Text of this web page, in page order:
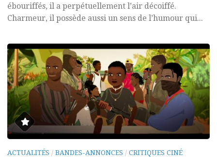
ébouriffés, il a perpétuellement l’air décoiffé.
Charmeur, il possède aussi un sens de l’humour qui...
ACTUALITÉS / BANDES-ANNONCES / CRITIQUES CINÉ